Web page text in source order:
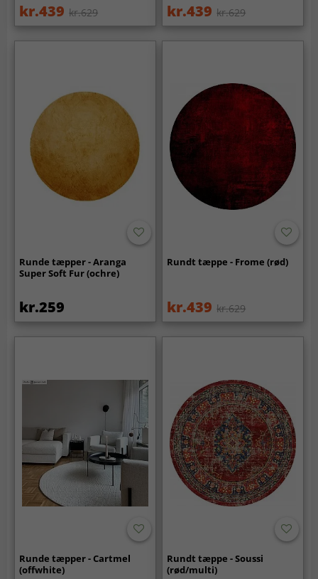
kr.439 kr.629 kr.439 kr.629
Runde tæpper - Aranga
Super Soft Fur (ochre)
kr.259
Rundt tæppe - Frome (rød)
kr.439 kr.629
Runde tæpper - Cartmel
(offwhite)
Rundt tæppe - Soussi
(rød/multi)